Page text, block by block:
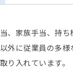
、家族手当、持
外に従業員の多
り入れています。